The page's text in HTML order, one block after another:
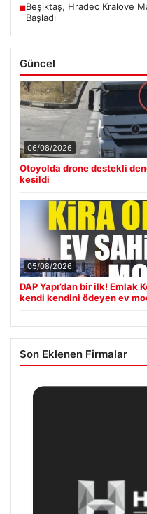
■Beşiktaş, Hradec Kralove
Başladı
Güncel
06/08/2026
Otoyolda drone destekli
kesildi
05/08/2026
DAP Yapı’dan bir ilk!
kendi kendini ödeyen ev
Son Eklenen Firmalar